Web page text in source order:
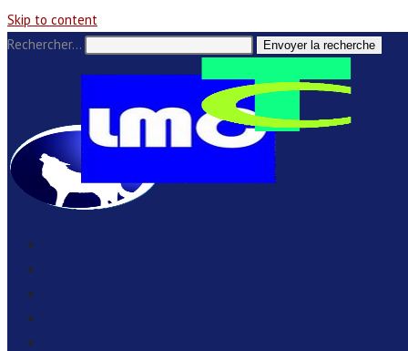
Skip to content
Rechercher…
Envoyer la recherche